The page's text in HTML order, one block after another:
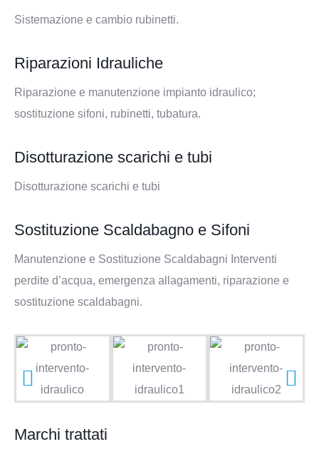
Sistemazione e cambio rubinetti.
Riparazioni Idrauliche
Riparazione e manutenzione impianto idraulico;
sostituzione sifoni, rubinetti, tubatura.
Disotturazione scarichi e tubi
Disotturazione scarichi e tubi
Sostituzione Scaldabagno e Sifoni
Manutenzione e Sostituzione Scaldabagni Interventi
perdite d’acqua, emergenza allagamenti, riparazione e
sostituzione scaldabagni.
Marchi trattati